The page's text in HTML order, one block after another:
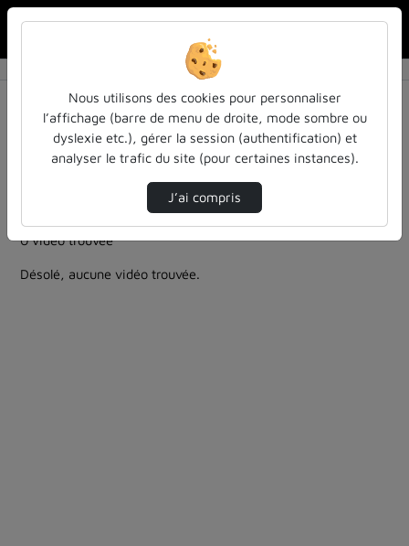
Résultats de la recherche
Filtres actifs (cliquer pour en retirer) :
Français
colloques-et-conferences
cycle-sciences-et-societe
cycle-sciences-et-societe
0 vidéo trouvée
Désolé, aucune vidéo trouvée.
Nous utilisons des cookies pour personnaliser
l’affichage (barre de menu de droite, mode sombre ou
dyslexie etc.), gérer la session (authentification) et
analyser le trafic du site (pour certaines instances).
J’ai compris